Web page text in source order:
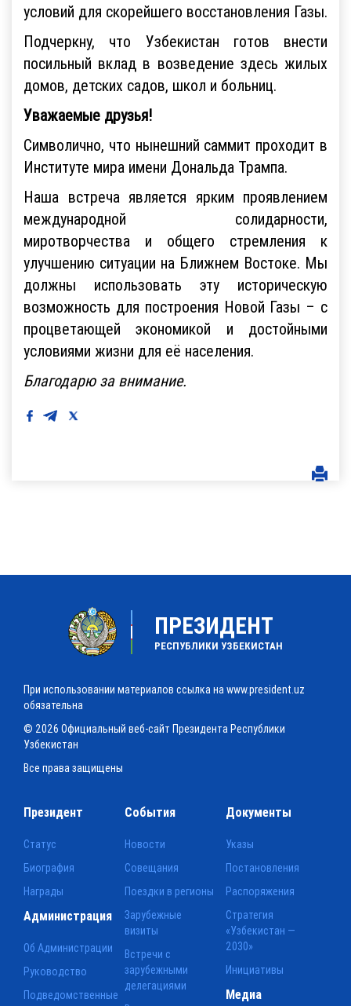
условий для скорейшего восстановления Газы.
Подчеркну, что Узбекистан готов внести
посильный вклад в возведение здесь жилых
домов, детских садов, школ и больниц.
Уважаемые друзья!
Символично, что нынешний саммит проходит в
Институте мира имени Дональда Трампа.
Наша встреча является ярким проявлением
международной солидарности,
миротворчества и общего стремления к
улучшению ситуации на Ближнем Востоке. Мы
должны использовать эту историческую
возможность для построения Новой Газы – с
процветающей экономикой и достойными
условиями жизни для её населения.
Благодарю за внимание.
ПРЕЗИДЕНТ
РЕСПУБЛИКИ УЗБЕКИСТАН
При использовании материалов ссылка на www.president.uz
обязательна
© 2026 Официальный веб-сайт Президента Республики
Узбекистан
Все права защищены
Президент
Статус
Биография
Награды
События
Новости
Совещания
Поездки в регионы
Зарубежные
визиты
Встречи с
зарубежными
делегациями
Документы
Указы
Постановления
Распоряжения
Стратегия
«Узбекистан —
2030»
Инициативы
Администрация
Об Администрации
Руководство
Подведомственные
Медиа